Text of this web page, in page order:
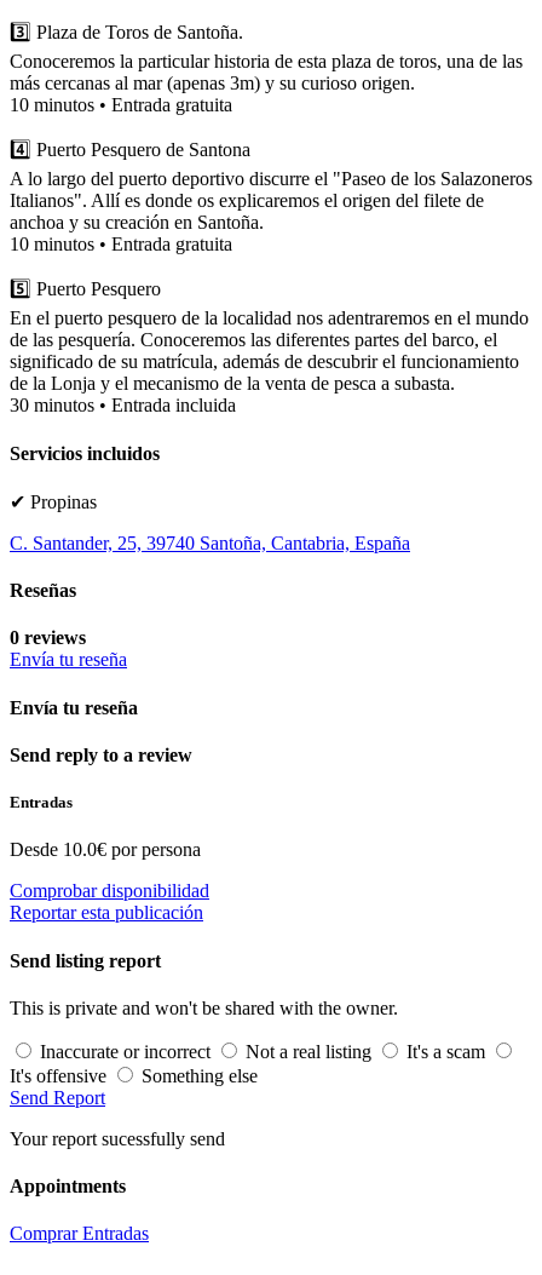
3️⃣ Plaza de Toros de Santoña.
Conoceremos la particular historia de esta plaza de toros, una de las
más cercanas al mar (apenas 3m) y su curioso origen.
10 minutos • Entrada gratuita
4️⃣ Puerto Pesquero de Santona
A lo largo del puerto deportivo discurre el "Paseo de los Salazoneros
Italianos". Allí es donde os explicaremos el origen del filete de
anchoa y su creación en Santoña.
10 minutos • Entrada gratuita
5️⃣ Puerto Pesquero
En el puerto pesquero de la localidad nos adentraremos en el mundo
de las pesquería. Conoceremos las diferentes partes del barco, el
significado de su matrícula, además de descubrir el funcionamiento
de la Lonja y el mecanismo de la venta de pesca a subasta.
30 minutos • Entrada incluida
Servicios incluidos
✔ Propinas
C. Santander, 25, 39740 Santoña, Cantabria, España
Reseñas
0 reviews
Envía tu reseña
Envía tu reseña
Send reply to a review
Entradas
Desde 10.0€ por persona
Comprobar disponibilidad
Reportar esta publicación
Send listing report
This is private and won't be shared with the owner.
Inaccurate or incorrect Not a real listing
It's a scam
It's offensive
Something else
Send Report
Your report sucessfully send
Appointments
Comprar Entradas